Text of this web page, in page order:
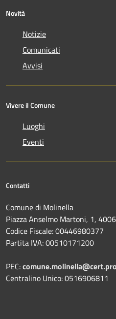
Novità
Notizie
Comunicati
Avvisi
Vivere il Comune
Luoghi
Eventi
Contatti
Comune di Molinella
Piazza Anselmo Martoni, 1,
Codice Fiscale: 00446980377
Partita IVA: 00510171200
PEC:
Centralino Unico: 0516906811